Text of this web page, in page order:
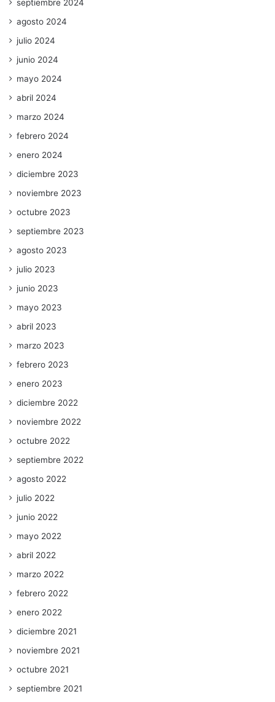
septiembre 2024
agosto 2024
julio 2024
junio 2024
mayo 2024
abril 2024
marzo 2024
febrero 2024
enero 2024
diciembre 2023
noviembre 2023
octubre 2023
septiembre 2023
agosto 2023
julio 2023
junio 2023
mayo 2023
abril 2023
marzo 2023
febrero 2023
enero 2023
diciembre 2022
noviembre 2022
octubre 2022
septiembre 2022
agosto 2022
julio 2022
junio 2022
mayo 2022
abril 2022
marzo 2022
febrero 2022
enero 2022
diciembre 2021
noviembre 2021
octubre 2021
septiembre 2021